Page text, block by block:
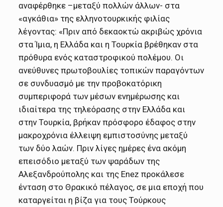
αναφέρθηκε –μεταξύ πολλών άλλων- στα
«αγκάθια» της ελληνοτουρκικής φιλίας
λέγοντας: «Πριν από δεκαοκτώ ακριβώς χρόνια
στα Ίμια, η Ελλάδα και η Τουρκία βρέθηκαν στα
πρόθυρα ενός καταστροφικού πολέμου. Οι
ανεύθυνες πρωτοβουλίες τοπικών παραγόντων
σε συνδυασμό με την προβοκατόρικη
συμπεριφορά των μέσων ενημέρωσης και
ιδιαίτερα της τηλεόρασης στην Ελλάδα και
στην Τουρκία, βρήκαν πρόσφορο έδαφος στην
μακροχρόνια έλλειψη εμπιστοσύνης μεταξύ
των δύο λαών. Πριν λίγες ημέρες ένα ακόμη
επεισόδιο μεταξύ των ψαράδων της
Αλεξανδρούπολης και της Enez προκάλεσε
ένταση στο Θρακικό πέλαγος, σε μια εποχή που
καταργείται η βίζα για τους Τούρκους